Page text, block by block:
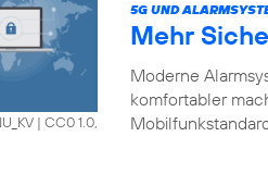
| CC0 1.0,
5G UND
Mehr
Moderne
komfortabler